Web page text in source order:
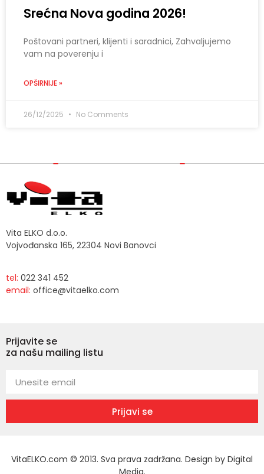
Srećna Nova godina 2026!
Poštovani partneri, klijenti i saradnici, Zahvaljujemo
vam na poverenju i
OPŠIRNIJE »
26/12/2025 No Comments
Vita ELKO d.o.o.
Vojvođanska 165, 22304 Novi Banovci
tel: 022 341 452
email: office@vitaelko.com
Prijavite se
za našu mailing listu
Prijavi se
VitaELKO.com © 2013. Sva prava zadržana. Design by Digital